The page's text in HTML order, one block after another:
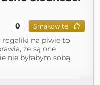
0 Smakowite
rogaliki na piwie to
że są one
nie byłabym sobą